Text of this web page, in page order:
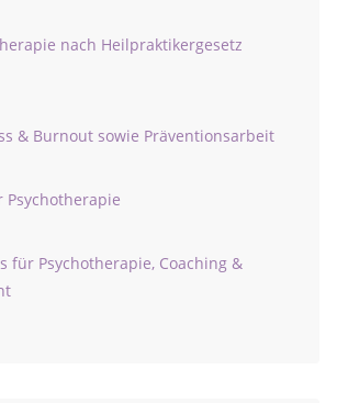
nach Heilpraktikergesetz
& Burnout sowie Präventionsarbeit
für Psychotherapie, Coaching &